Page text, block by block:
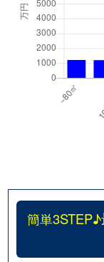
簡単3STEP♪